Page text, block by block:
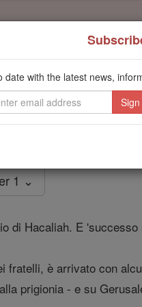
of the Rosary
1 ⌄
di Hacaliah. E
fratelli, è arrivato con
prigionia - e su
date with the latest news,